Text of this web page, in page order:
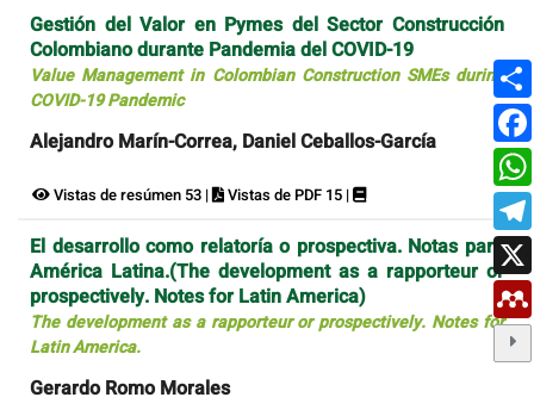
Gestión del Valor en Pymes del Sector Construcción
Colombiano durante Pandemia del COVID-19
Value Management in Colombian Construction SMEs during
COVID-19 Pandemic
Alejandro Marín-Correa, Daniel Ceballos-García
Vistas de resúmen 53 | Vistas de PDF 15 |
El desarrollo como relatoría o prospectiva. Notas para
América Latina.(The development as a rapporteur or
prospectively. Notes for Latin America)
The development as a rapporteur or prospectively. Notes for
Latin America.
Gerardo Romo Morales